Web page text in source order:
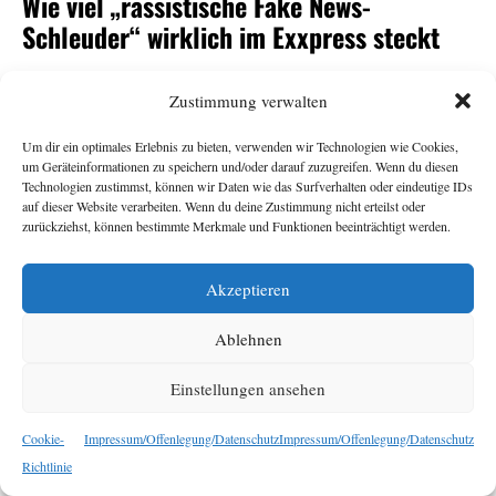
Zustimmung verwalten
Um dir ein optimales Erlebnis zu bieten, verwenden wir Technologien wie Cookies,
um Geräteinformationen zu speichern und/oder darauf zuzugreifen. Wenn du diesen
Technologien zustimmst, können wir Daten wie das Surfverhalten oder eindeutige IDs
auf dieser Website verarbeiten. Wenn du deine Zustimmung nicht erteilst oder
zurückziehst, können bestimmte Merkmale und Funktionen beeinträchtigt werden.
Akzeptieren
Ablehnen
Einstellungen ansehen
Cookie-
Richtlinie
Impressum/Offenlegung/DatenschutzImpressum/Offenlegung/Datenschutz
Schleuder“ wirklich im Exxpress steckt
11. Juni 2026
Exxpress-Herausgeberin Eva Schütz war eine von vielen
Überraschungskandidat:innen für denORF-
Generalsposten. Armin Wolf tat auf der Plattform Bluesky
seine Ratlosigkeit über ihre Nominierung durch den
Stiftungsrat kund und bezeichnete denExxpressals„rechte,
rassistische Fake News-Schleuder“. Das sorgte für
Empörung, vor allem beimExxpress. Dabei sollte der
Redaktion ihr eigener Umgang mit Falschnachrichten und